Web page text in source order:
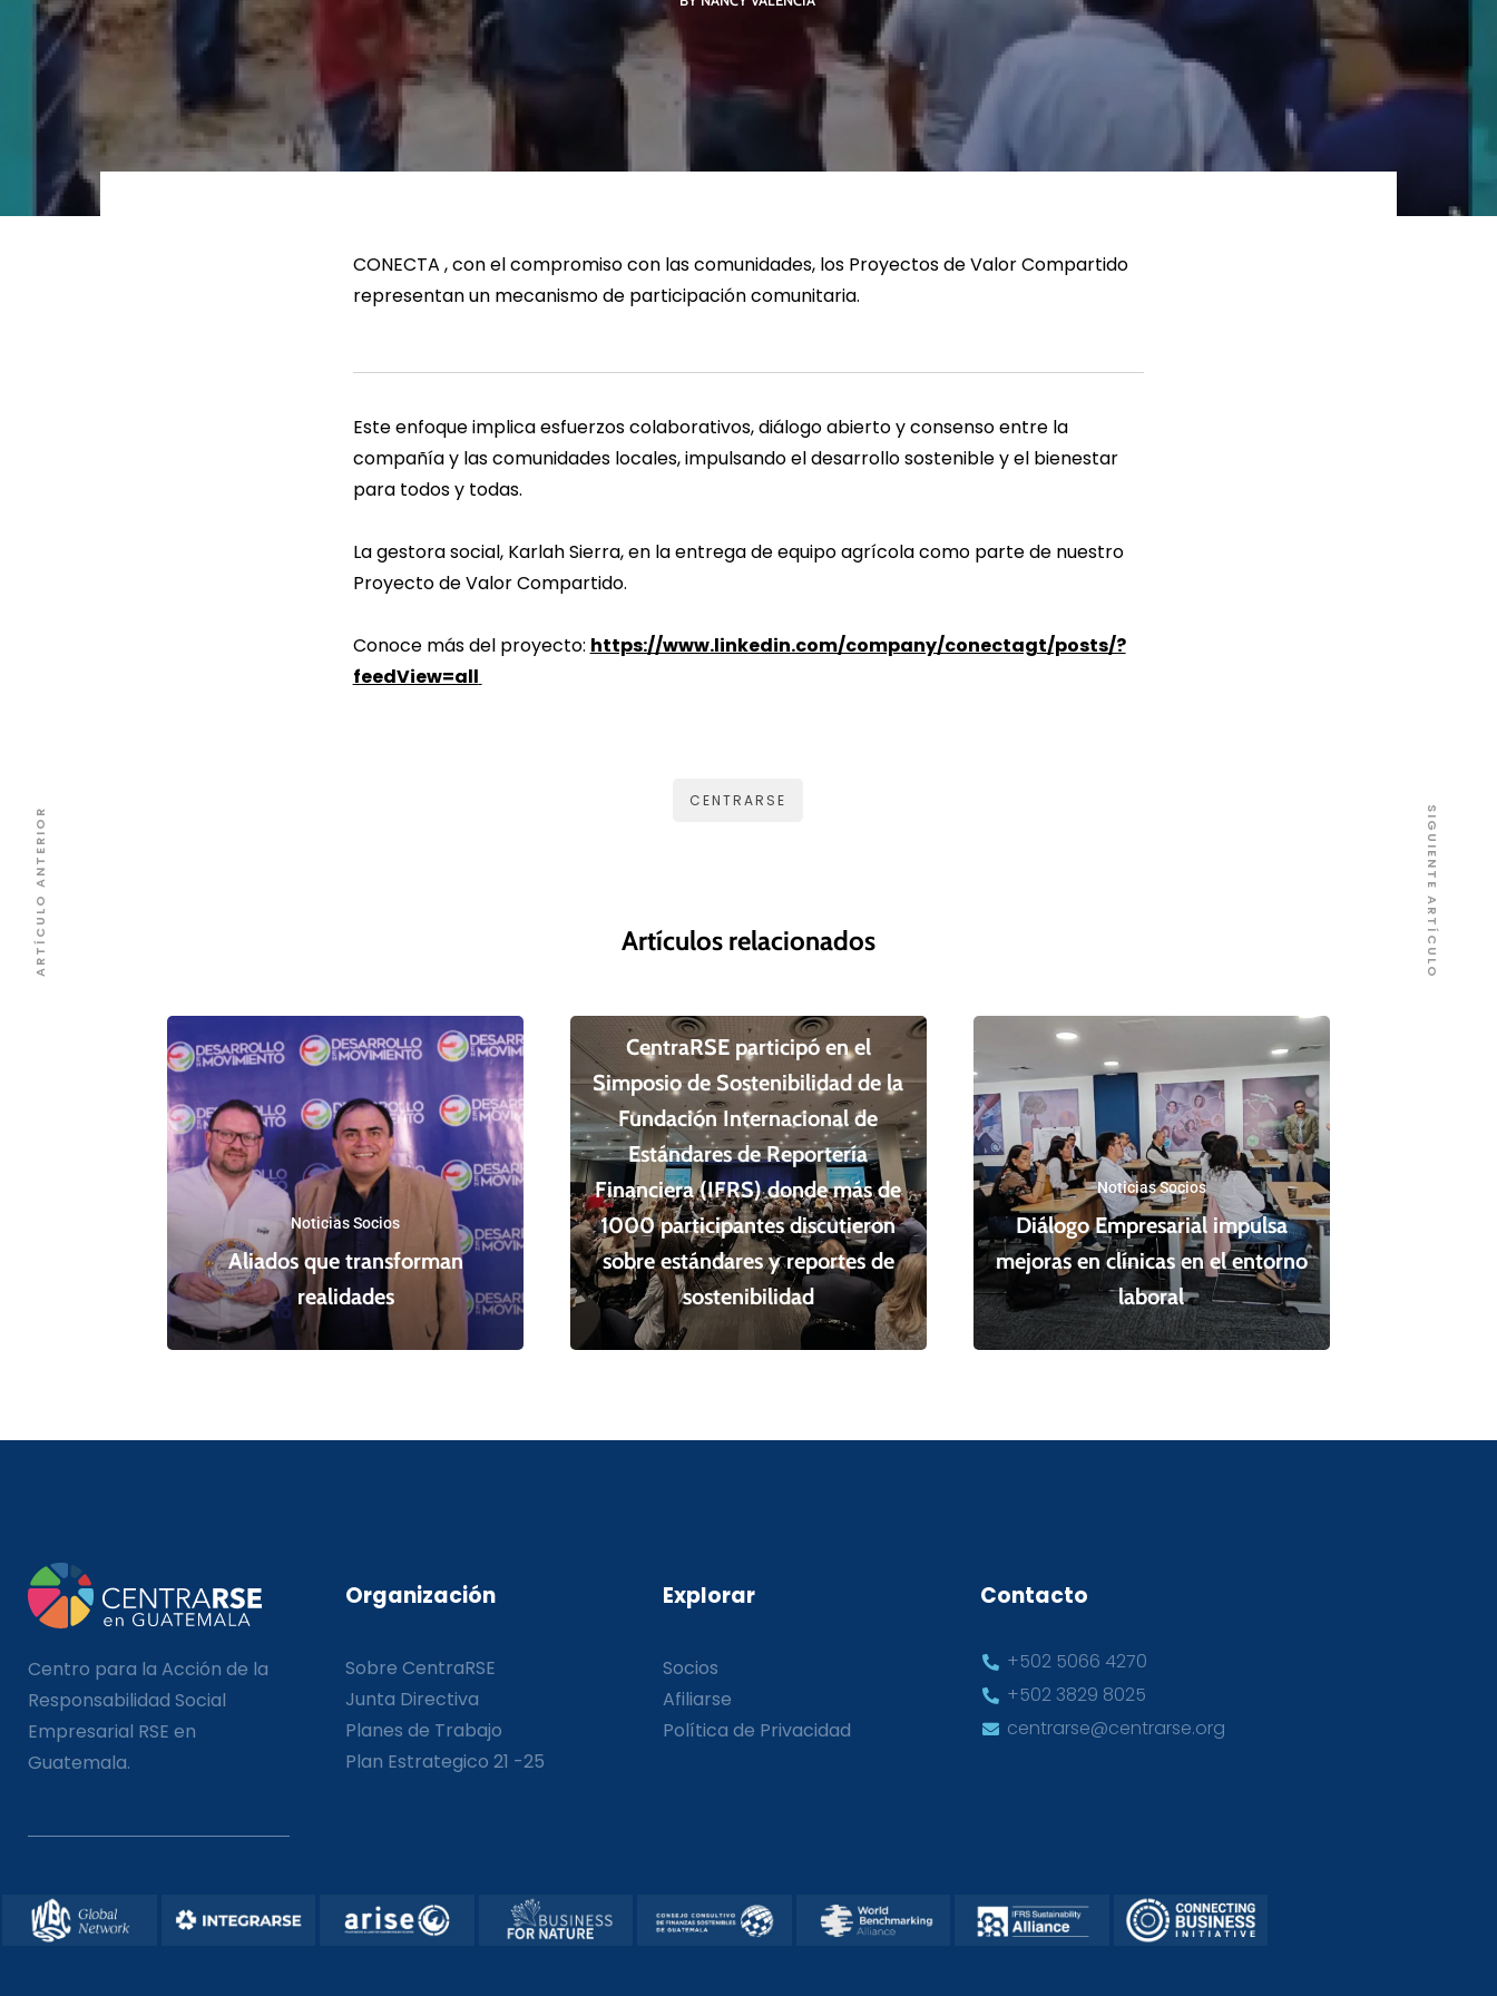
LEER MÁS LEER MÁS LEER MÁS LEER MÁS
CONECTA , con el compromiso con las comunidades, los Proyectos de Valor Compartido
representan un mecanismo de participación comunitaria.
Este enfoque implica esfuerzos colaborativos, diálogo abierto y consenso entre la
compañía y las comunidades locales, impulsando el desarrollo sostenible y el bienestar
para todos y todas.
La gestora social, Karlah Sierra, en la entrega de equipo agrícola como parte de nuestro
Proyecto de Valor Compartido.
Conoce más del proyecto: https://www.linkedin.com/company/conectagt/posts/?
feedView=all
CENTRARSE
Artículos relacionados
Noticias Socios
Aliados que transforman
realidades
CentraRSE participó en el
Simposio de Sostenibilidad de la
Fundación Internacional de
Estándares de Reportería
Financiera (IFRS) donde más de
1000 participantes discutieron
sobre estándares y reportes de
sostenibilidad
Noticias Socios
Diálogo Empresarial impulsa
mejoras en clínicas en el entorno
laboral
ARTÍCULO ANTERIOR SIGUIENTE ARTÍCULO
Centro para la Acción de la
Responsabilidad Social
Empresarial RSE en
Guatemala.
Organización
Sobre CentraRSE
Junta Directiva
Planes de Trabajo
Plan Estrategico 21 -25
Explorar
Socios
Afiliarse
Política de Privacidad
Contacto
+502 5066 4270
+502 3829 8025
centrarse@centrarse.org